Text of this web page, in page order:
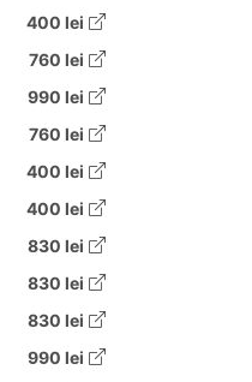
400 lei
760 lei
990 lei
760 lei
400 lei
400 lei
830 lei
830 lei
830 lei
990 lei